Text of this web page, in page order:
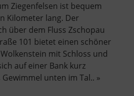
Ziegenfelsen ist bequem
Kilometer lang. Der
über dem Fluss Zschopau
101 bietet einen schöner
mit Schloss und
auf einer Bank kurz
unten im Tal.. »